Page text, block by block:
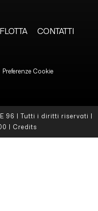
CONTATTI
Preferenze Cookie
96 | Tutti i diritti riservati |
| Credits